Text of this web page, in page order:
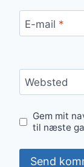
E-mail *
Websted
Gem mit
til næste